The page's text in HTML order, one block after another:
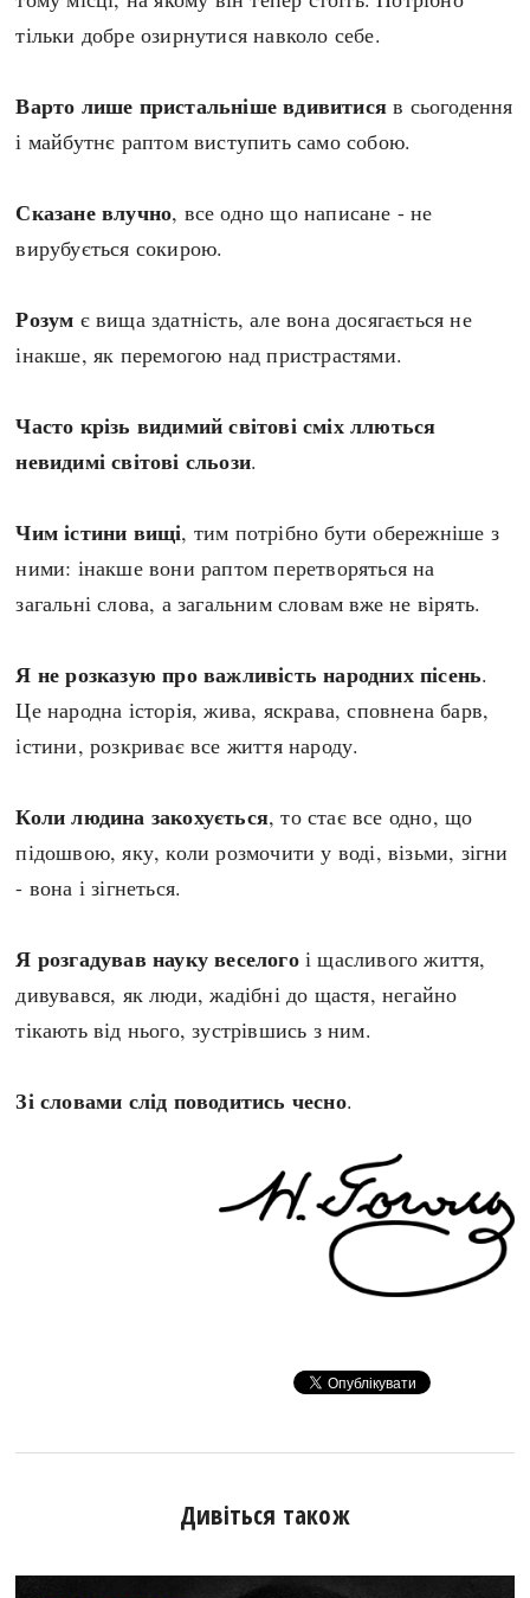
тільки добре озирнутися навколо себе.
Варто лише пристальніше вдивитися в сьогодення
і майбутнє раптом виступить само собою.
Сказане влучно, все одно що написане - не
вирубується сокирою.
Розум є вища здатність, але вона досягається не
інакше, як перемогою над пристрастями.
Часто крізь видимий світові сміх ллються
невидимі світові сльози.
Чим істини вищі, тим потрібно бути обережніше з
ними: інакше вони раптом перетворяться на
загальні слова, а загальним словам вже не вірять.
Я не розказую про важливість народних пісень.
Це народна історія, жива, яскрава, сповнена барв,
істини, розкриває все життя народу.
Коли людина закохується, то стає все одно, що
підошвою, яку, коли розмочити у воді, візьми, зігни
- вона і зігнеться.
Я розгадував науку веселогоі щасливого життя,
дивувався, як люди, жадібні до щастя, негайно
тікають від нього, зустрівшись з ним.
Зі словами слід поводитись чесно.
Дивіться також